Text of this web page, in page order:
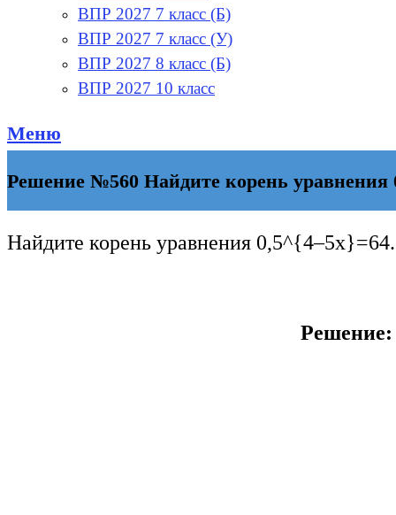
ВПР 2027 7 класс (Б)
ВПР 2027 7 класс (У)
ВПР 2027 8 класс (Б)
ВПР 2027 10 класс
Меню
Решение №560 Найдите корень уравнения
Найдите корень уравнения 0,5^{4–5x}=64.
Решение: